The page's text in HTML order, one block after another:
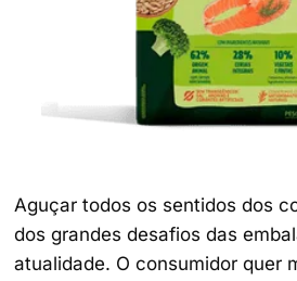
Aguçar todos os sentidos dos
dos grandes desafios das
atualidade. O consumidor quer